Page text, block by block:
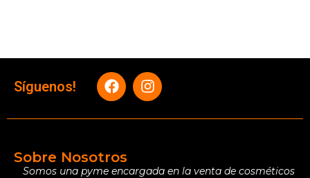
Síguenos!
Sobre Nosotros
Somos una pyme encargada en la venta de cosméticos